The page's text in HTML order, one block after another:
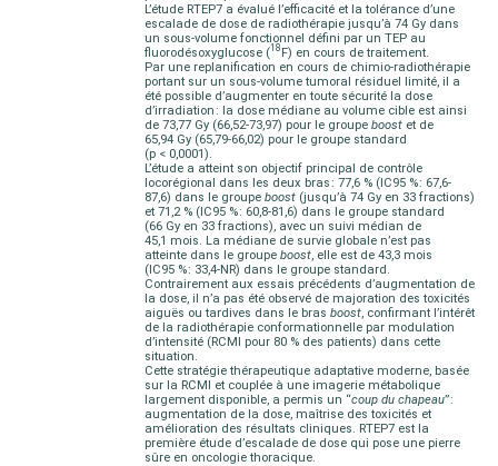
L’étude RTEP7 a évalué l’efficacité et la tolérance d’une
escalade de dose de radiothérapie jusqu’à 74 Gy dans
un sous-volume fonctionnel défini par un TEP au
fluorodésoxyglucose (18 F) en cours de traitement.
Par une replanification en cours de chimio-radiothérapie
portant sur un sous-volume tumoral résiduel limité, il a
été possible d’augmenter en toute sécurité la dose
d’irradiation : la dose médiane au volume cible est ainsi
de 73,77 Gy (66,52-73,97) pour le groupeboost et de
65,94 Gy (65,79-66,02) pour le groupe standard
(p < 0,0001).
L’étude a atteint son objectif principal de contrôle
locorégional dans les deux bras : 77,6 % (IC95 % : 67,6-
87,6) dans le groupeboost (jusqu’à 74 Gy en 33 fractions)
et 71,2 % (IC95 % : 60,8-81,6) dans le groupe standard
(66 Gy en 33 fractions), avec un suivi médian de
45,1 mois. La médiane de survie globale n’est pas
atteinte dans le groupeboost , elle est de 43,3 mois
(IC95 % : 33,4-NR) dans le groupe standard.
Contrairement aux essais précédents d’augmentation de
la dose, il n’a pas été observé de majoration des toxicités
aiguës ou tardives dans le brasboost , confirmant l’intérêt
de la radiothérapie conformationnelle par modulation
d’intensité (RCMI pour 80 % des patients) dans cette
situation.
Cette stratégie thérapeutique adaptative moderne, basée
sur la RCMI et couplée à une imagerie métabolique
largement disponible, a permis un “coup du chapeau” :
augmentation de la dose, maîtrise des toxicités et
amélioration des résultats cliniques. RTEP7 est la
première étude d’escalade de dose qui pose une pierre
sûre en oncologie thoracique.